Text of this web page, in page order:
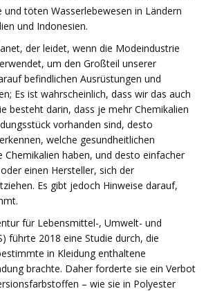
und töten Wasserlebewesen in Ländern
und Indonesien.
der leidet, wenn die Modeindustrie
um den Großteil unserer
befindlichen Ausrüstungen und
Es ist wahrscheinlich, dass wir das auch
besteht darin, dass je mehr Chemikalien
vorhanden sind, desto
welche gesundheitlichen
Chemikalien haben, und desto einfacher
einen Hersteller, sich der
Es gibt jedoch Hinweise darauf,
für Lebensmittel-, Umwelt- und
führte 2018 eine Studie durch, die
in Kleidung enthaltene
brachte. Daher forderte sie ein Verbot
– wie sie in Polyester